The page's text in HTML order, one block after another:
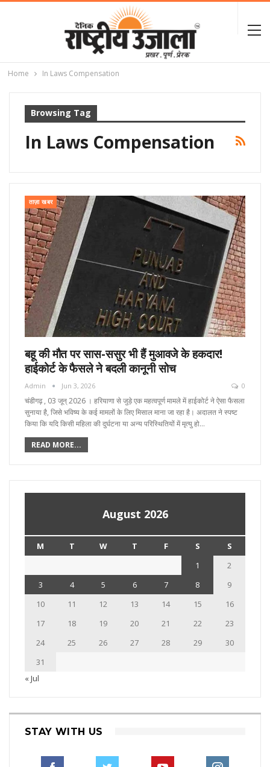
Home In Laws Compensation
Browsing Tag
In Laws Compensation
ताज़ा खबर
बहू की मौत पर सास-ससुर भी हैं मुआवजे के हकदार!
हाईकोर्ट के फैसले ने बदली कानूनी सोच
Admin Jun 3, 2026 0
चंडीगढ़ , 03 जून्‌ 2026 । हरियाणा से जुड़े एक महत्वपूर्ण मामले में हाईकोर्ट ने ऐसा फैसला
सुनाया है, जिसे भविष्य के कई मामलों के लिए मिसाल माना जा रहा है। अदालत ने स्पष्ट
किया कि यदि किसी महिला की दुर्घटना या अन्य परिस्थितियों में मृत्यु हो…
READ MORE...
August 2026
M T W T F S
S
1
2
3
4 5 6 7 8
9
10
11 12 13 14 15
16
17
18 19 20 21 22
23
24
25 26 27 28 29
30
31
« Jul
STAY WITH US